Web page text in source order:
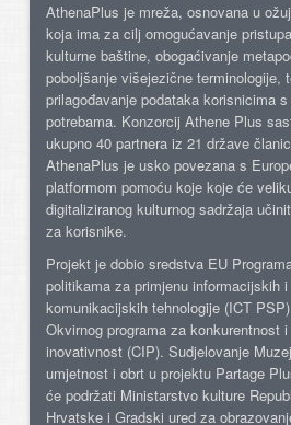
AthenaPlus je mreža, osnovana u
koja ima za cilj omogućavanje
kulturne baštine, obogaćivanje
poboljšanje višejezične terminologije,
prilagođavanje podataka korisnicima
potrebama. Konzorcij Athene Plus
ukupno 40 partnera iz 21 države
AthenaPlus je usko povezana s
platformom pomoću koje koje će
digitaliziranog kulturnog sadržaja
za korisnike.
Projekt je dobio sredstva EU
politikama za primjenu informacijskih i
komunikacijskih tehnologije (ICT
Okvirnog programa za konkurentnost i
inovativnost (CIP). Sudjelovanje
umjetnost i obrt u projektu Partage
će podržati Ministarstvo kulture
Hrvatske i Gradski ured za